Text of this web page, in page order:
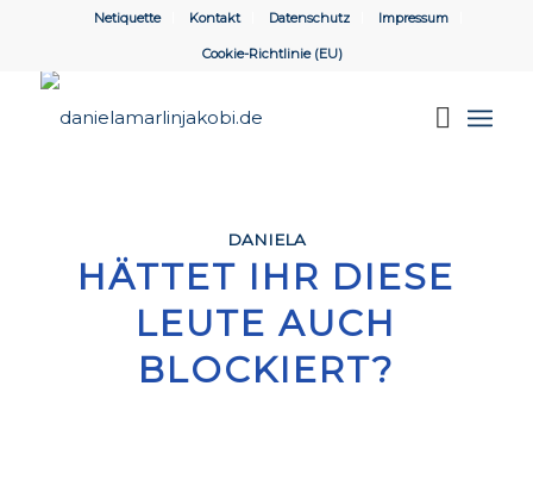
Netiquette Kontakt Datenschutz Impressum
Cookie-Richtlinie (EU)
DANIELA
HÄTTET IHR DIESE
LEUTE AUCH
BLOCKIERT?